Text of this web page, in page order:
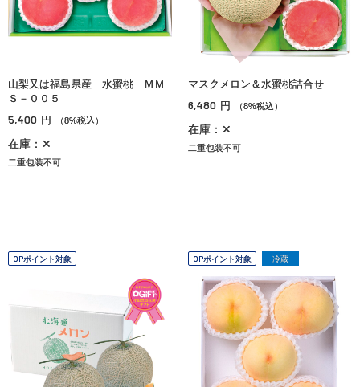
山梨又は福島県産 水蜜桃 ＭＭ
Ｓ－００５
5,400 円 （8%税込）
在庫：✕
二重包装不可
マスクメロン＆水蜜桃詰合せ
6,480 円 （8%税込）
在庫：✕
二重包装不可
OPポイント対象 OPポイント対象 冷蔵